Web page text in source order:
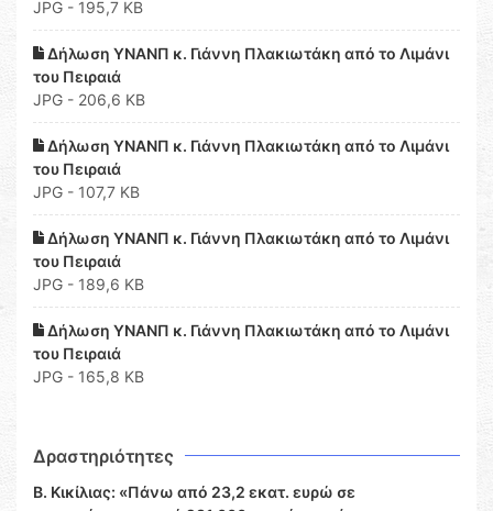
JPG - 195,7 KB
Δήλωση ΥΝΑΝΠ κ. Γιάννη Πλακιωτάκη από το Λιμάνι
του Πειραιά
JPG - 206,6 KB
Δήλωση ΥΝΑΝΠ κ. Γιάννη Πλακιωτάκη από το Λιμάνι
του Πειραιά
JPG - 107,7 KB
Δήλωση ΥΝΑΝΠ κ. Γιάννη Πλακιωτάκη από το Λιμάνι
του Πειραιά
JPG - 189,6 KB
Δήλωση ΥΝΑΝΠ κ. Γιάννη Πλακιωτάκη από το Λιμάνι
του Πειραιά
JPG - 165,8 KB
Δραστηριότητες
Β. Κικίλιας: «Πάνω από 23,2 εκατ. ευρώ σε